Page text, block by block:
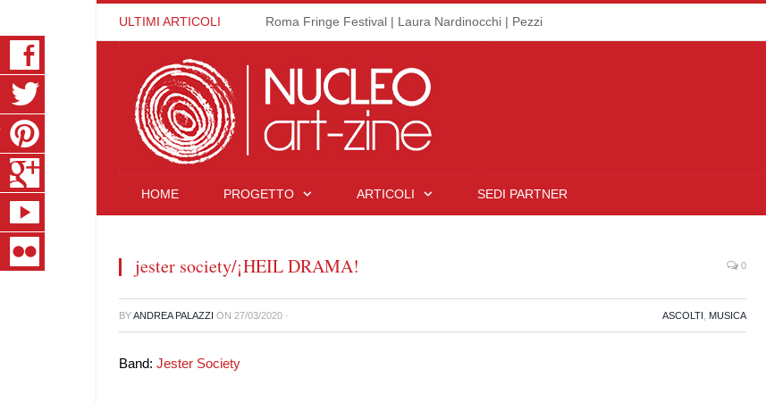
ULTIMI ARTICOLI Roma Fringe Festival | Laura Nardinocchi | Pezzi
HOME PROGETTO ARTICOLI SEDI PARTNER
jester society/¡HEIL DRAMA! 0
BYANDREA PALAZZI ON 27/03/2020 · ASCOLTI MUSICA
Band: Jester Society